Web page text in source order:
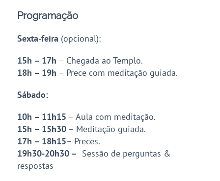
Programação
Sexta-feira (opcional):
15h – 17h – Chegada ao Templo.
18h – 19h – Prece com meditação guiada.
Sábado:
10h – 11h15 – Aula com meditação.
15h – 15h30– Meditação guiada.
17h – 18h15– Preces.
19h30-20h30 – Sessão de perguntas &
respostas